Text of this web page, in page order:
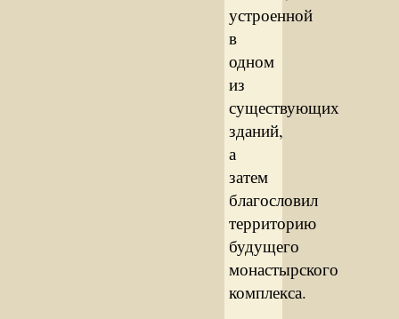
устроенной
в
одном
из
существующих
зданий,
а
затем
благословил
территорию
будущего
монастырского
комплекса.